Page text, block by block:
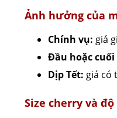
Ảnh hưởng của
Chính vụ: giá
Đầu hoặc cuối
Dịp Tết: giá có
Size cherry và